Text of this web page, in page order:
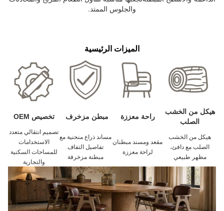
والجلوس الممتد.
الميزات الرئيسية
هيكل من الخشب
الصلب
راحة معززة مبطن مزخرف تخصيص OEM
هيكل من الخشب
الصلب مع دافئ،
مظهر طبيعي
مقعد ومسند مبطنان
لراحة معززة
مساند ذراع منحنية مع
تفاصيل التفاف
مبطنة مزخرفة
تصميم انتقالي متعدد
الاستخدامات
للمساحات السكنية
والتجارية